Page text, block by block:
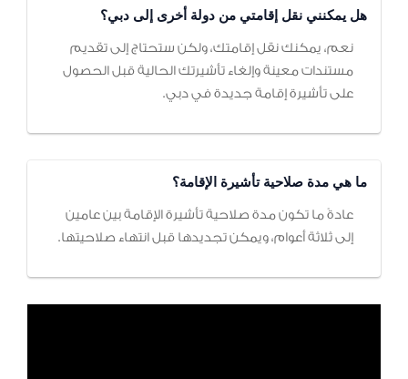
هل يمكنني نقل إقامتي من دولة أخرى إلى دبي؟
نعم، يمكنك نقل إقامتك، ولكن ستحتاج إلى تقديم
مستندات معينة وإلغاء تأشيرتك الحالية قبل الحصول
على تأشيرة إقامة جديدة في دبي.
ما هي مدة صلاحية تأشيرة الإقامة؟
عادةً ما تكون مدة صلاحية تأشيرة الإقامة بين عامين
إلى ثلاثة أعوام، ويمكن تجديدها قبل انتهاء صلاحيتها.